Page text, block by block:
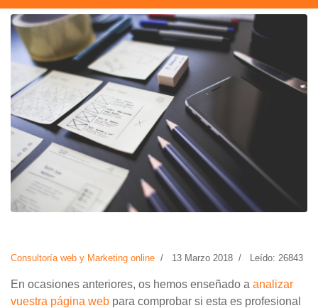
Consultoría web y Marketing online 13 Marzo 2018 Leído: 26843
En ocasiones anteriores, os hemos enseñado a analizar
vuestra página web para comprobar si esta es profesional